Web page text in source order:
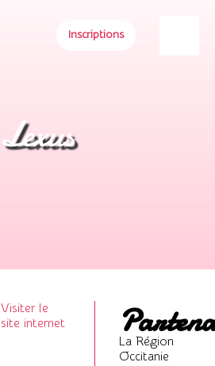
Lexus
Visiter le
site internet
La Région
Occitanie
Inscriptions